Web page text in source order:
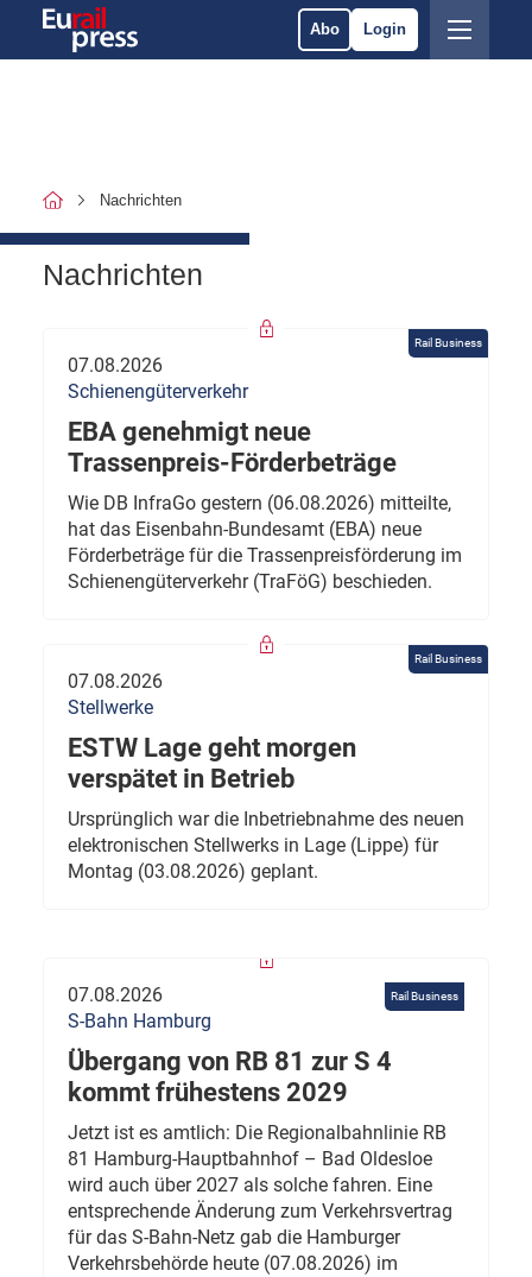
Abo Login
Nachrichten
Nachrichten
Rail Business
07.08.2026
Schienengüterverkehr
EBA genehmigt neue
Trassenpreis-Förderbeträge
Wie DB InfraGo gestern (06.08.2026) mitteilte,
hat das Eisenbahn-Bundesamt (EBA) neue
Förderbeträge für die Trassenpreisförderung im
Schienengüterverkehr (TraFöG) beschieden.
Rail Business
07.08.2026
Stellwerke
ESTW Lage geht morgen
verspätet in Betrieb
Ursprünglich war die Inbetriebnahme des neuen
elektronischen Stellwerks in Lage (Lippe) für
Montag (03.08.2026) geplant.
Rail Business
07.08.2026
S-Bahn Hamburg
Übergang von RB 81 zur S 4
kommt frühestens 2029
Jetzt ist es amtlich: Die Regionalbahnlinie RB
81 Hamburg-Hauptbahnhof – Bad Oldesloe
wird auch über 2027 als solche fahren. Eine
entsprechende Änderung zum Verkehrsvertrag
für das S-Bahn-Netz gab die Hamburger
Verkehrsbehörde heute (07.08.2026) im